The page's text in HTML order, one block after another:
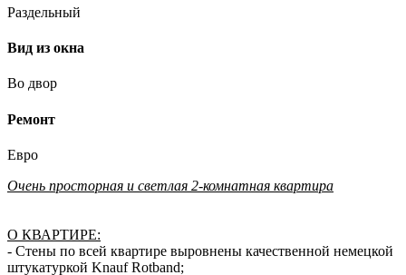
Раздельный
Вид из окна
Во двор
Ремонт
Евро
Очень просторная и светлая 2-комнатная квартира
О КВАРТИРЕ:
- Стены по всей квартире выровнены качественной немецкой
штукатуркой Knauf Rotband;